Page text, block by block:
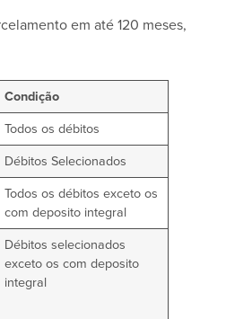
em até 120 meses,
Condição
Todos os débitos
Débitos Selecionados
Todos os débitos exceto os
com deposito integral
Débitos selecionados
exceto os com deposito
integral